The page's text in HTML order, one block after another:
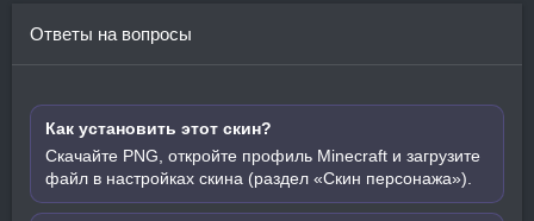
Ответы на вопросы
Как установить этот скин?
Скачайте PNG, откройте профиль Minecraft и загрузите
файл в настройках скина (раздел «Скин персонажа»).